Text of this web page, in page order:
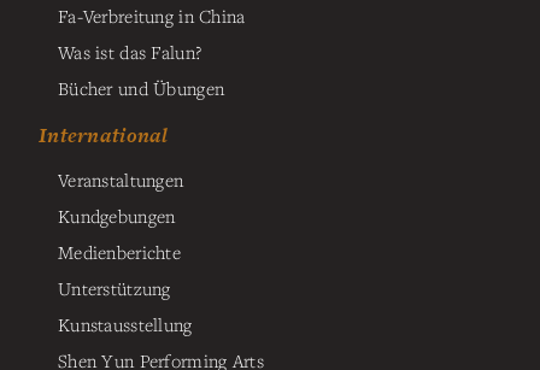
Fa-Verbreitung in China
Was ist das Falun?
Bücher und Übungen
International
Veranstaltungen
Kundgebungen
Medienberichte
Unterstützung
Kunstausstellung
Shen Yun Performing Arts